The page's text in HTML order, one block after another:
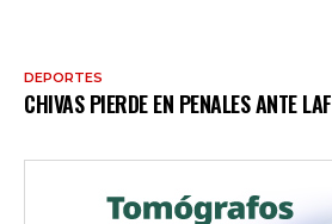
DEPORTES
CHIVAS PIERDE EN PENALES ANTE